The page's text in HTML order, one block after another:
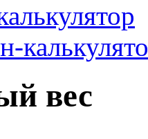
вес